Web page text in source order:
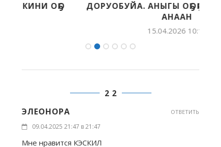
ДОРУОБУЙА. АНЫГЫ ОҔОҔО, ТӨРӨППҮККЭ
2 2
ЭЛЕОНОРА
09.04.2025 21:47 в 21:47
Мне нравится КЭСКИЛ
ОТВЕТИТЬ